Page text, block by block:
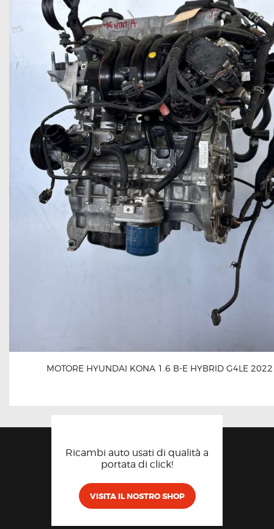
MOTORE HYUNDAI KONA 1.6 B-E HYBRID G4LE
Ricambi auto usati di qualità a
portata di click!
VISITA IL NOSTRO SHOP